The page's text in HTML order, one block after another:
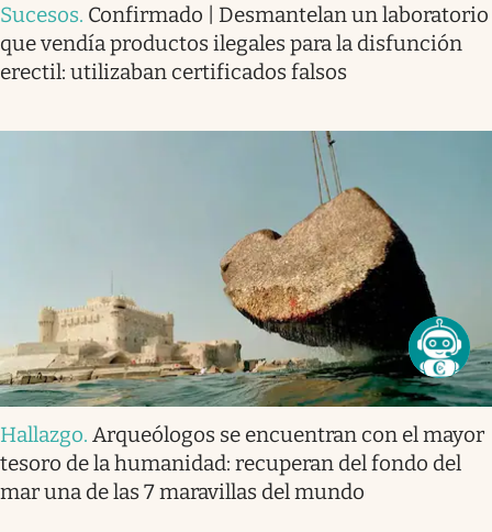
Sucesos. Confirmado | Desmantelan un laboratorio
que vendía productos ilegales para la disfunción
erectil: utilizaban certificados falsos
Hallazgo. Arqueólogos se encuentran con el mayor
tesoro de la humanidad: recuperan del fondo del
mar una de las 7 maravillas del mundo